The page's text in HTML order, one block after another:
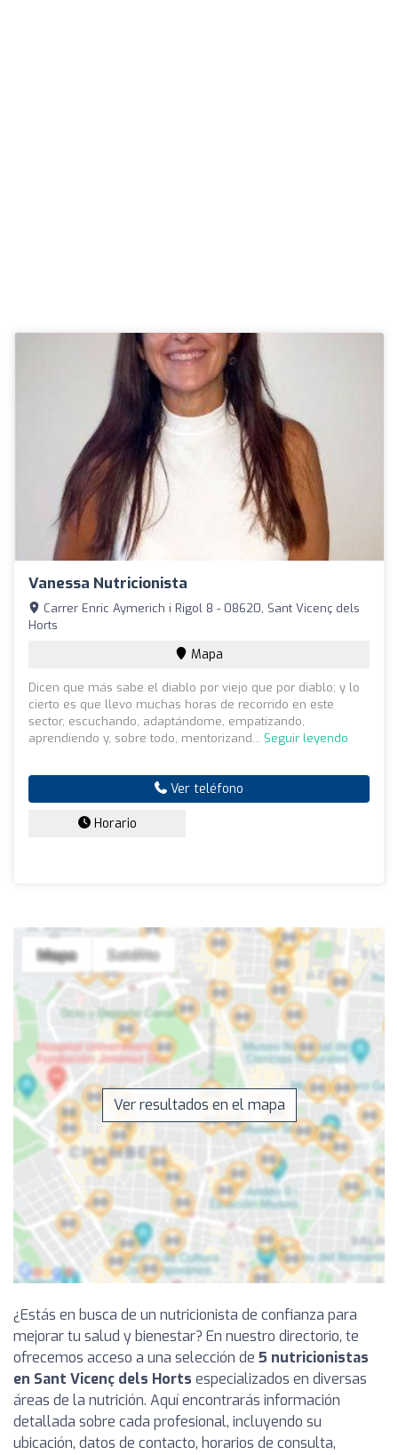
Vanessa Nutricionista
Carrer Enric Aymerich i Rigol 8 - 08620, Sant Vicenç dels
Horts
Mapa
Dicen que más sabe el diablo por viejo que por diablo; y lo
cierto es que llevo muchas horas de recorrido en este
sector, escuchando, adaptándome, empatizando,
aprendiendo y, sobre todo, mentorizand... Seguir leyendo
Ver teléfono
Horario
Ver resultados en el mapa
¿Estás en busca de un nutricionista de confianza para
mejorar tu salud y bienestar? En nuestro directorio, te
ofrecemos acceso a una selección de 5 nutricionistas
en Sant Vicenç dels Horts especializados en diversas
áreas de la nutrición. Aquí encontrarás información
detallada sobre cada profesional, incluyendo su
ubicación, datos de contacto, horarios de consulta,